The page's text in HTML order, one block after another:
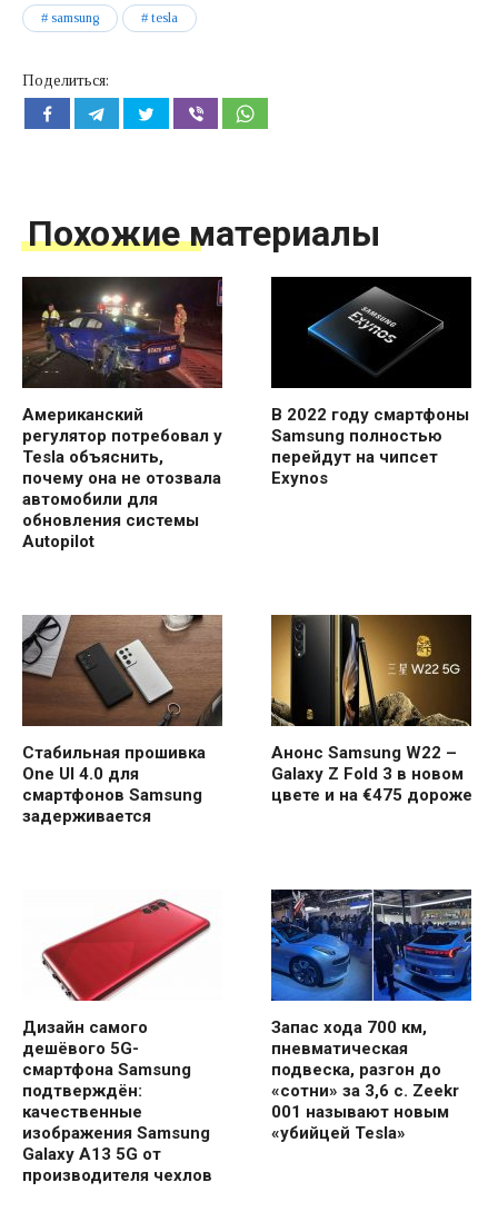
samsung tesla
Поделиться:
Похожие материалы
Американский
регулятор потребовал у
Tesla объяснить,
почему она не отозвала
автомобили для
обновления системы
Autopilot
В 2022 году смартфоны
Samsung полностью
перейдут на чипсет
Exynos
Стабильная прошивка
One UI 4.0 для
смартфонов Samsung
задерживается
Анонс Samsung W22 –
Galaxy Z Fold 3 в новом
цвете и на €475 дороже
Дизайн самого
дешёвого 5G-
смартфона Samsung
подтверждён:
качественные
изображения Samsung
Galaxy A13 5G от
производителя чехлов
Запас хода 700 км,
пневматическая
подвеска, разгон до
«сотни» за 3,6 с. Zeekr
001 называют новым
«убийцей Tesla»